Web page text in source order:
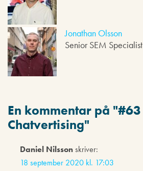
Jonathan Olsson
Senior SEM Specialist
En kommentar på "#63
Chatvertising"
Daniel Nilssonskriver:
18 september 2020 kl. 17:03